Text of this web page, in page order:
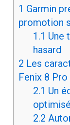
1 Garmin
promotion
1.1 Une
hasard
2 Les
Fenix 8 Pro
2.1 Un
optimisé
2.2